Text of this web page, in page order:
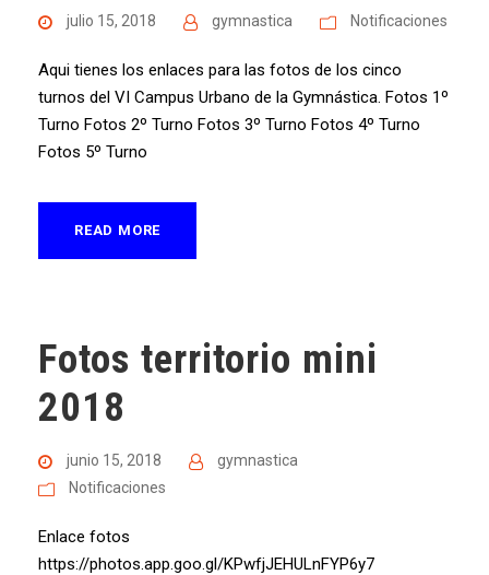
julio 15, 2018 gymnastica Notificaciones
Aqui tienes los enlaces para las fotos de los cinco
turnos del VI Campus Urbano de la Gymnástica. Fotos 1º
Turno Fotos 2º Turno Fotos 3º Turno Fotos 4º Turno
Fotos 5º Turno
READ MORE
Fotos territorio mini
2018
junio 15, 2018
gymnastica
Notificaciones
Enlace fotos
https://photos.app.goo.gl/KPwfjJEHULnFYP6y7